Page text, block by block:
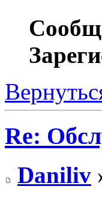
Re:
Daniliv